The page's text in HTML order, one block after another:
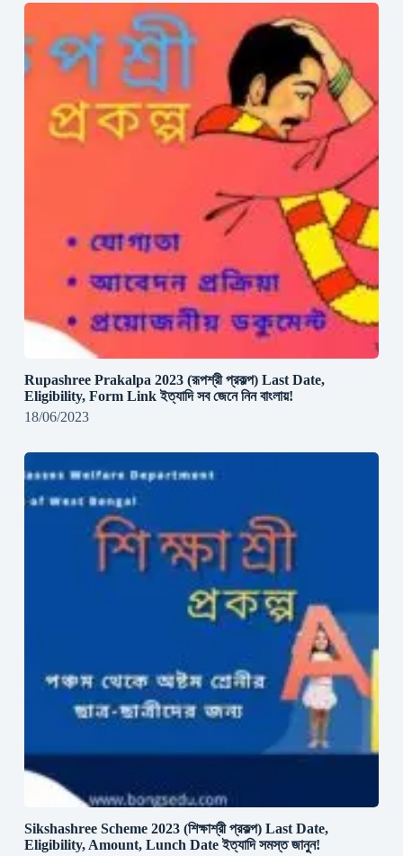
Rupashree Prakalpa 2023 (রূপশ্রী প্রকল্প) Last Date,
Eligibility, Form Link ইত্যাদি সব জেনে নিন বাংলায়!
18/06/2023
Sikshashree Scheme 2023 (শিক্ষাশ্রী প্রকল্প) Last Date,
Eligibility, Amount, Lunch Date ইত্যাদি সমস্ত জানুন!